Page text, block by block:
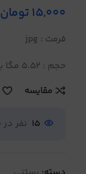
15,000تومان
فرمت : jpg
حجم : 5.52 مگا بایت
مقایسه
15 نفر